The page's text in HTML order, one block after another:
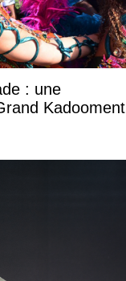
: une
Kadooment